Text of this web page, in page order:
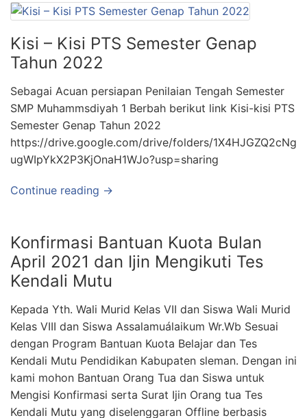
Kisi – Kisi PTS Semester Genap
Tahun 2022
Sebagai Acuan persiapan Penilaian Tengah Semester
SMP Muhammsdiyah 1 Berbah berikut link Kisi-kisi PTS
Semester Genap Tahun 2022
https://drive.google.com/drive/folders/1X4HJGZQ2cNg
ugWIpYkX2P3KjOnaH1WJo?usp=sharing
Continue reading →
Konfirmasi Bantuan Kuota Bulan
April 2021 dan Ijin Mengikuti Tes
Kendali Mutu
Kepada Yth. Wali Murid Kelas VII dan Siswa Wali Murid
Kelas VIII dan Siswa Assalamuálaikum Wr.Wb Sesuai
dengan Program Bantuan Kuota Belajar dan Tes
Kendali Mutu Pendidikan Kabupaten sleman. Dengan ini
kami mohon Bantuan Orang Tua dan Siswa untuk
Mengisi Konfirmasi serta Surat Ijin Orang tua Tes
Kendali Mutu yang diselenggaran Offline berbasis